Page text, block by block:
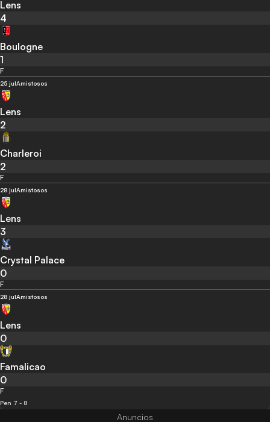
Lens
4
Boulogne
1
F
25 julAmistosos
Lens
2
Charleroi
2
F
28 julAmistosos
Lens
3
Crystal Palace
0
F
28 julAmistosos
Lens
0
Famalicao
0
F
Pen 7 - 8